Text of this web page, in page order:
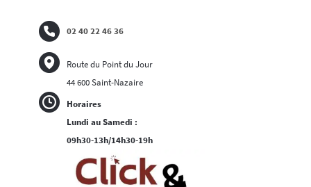
Horaires
Lundi au Samedi :
09h30-13h/14h30-19h
02 40 22 46 36
Route du Point du Jour
44 600 Saint-Nazaire